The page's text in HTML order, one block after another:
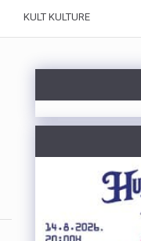
KULT KULTURE